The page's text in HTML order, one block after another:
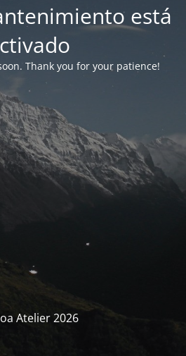
está
Thank you for your patience!
Atelier 2026